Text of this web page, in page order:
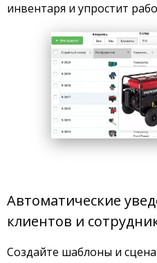
инвентаря и упростит
Автоматические
клиентов и
Создайте шаблоны и